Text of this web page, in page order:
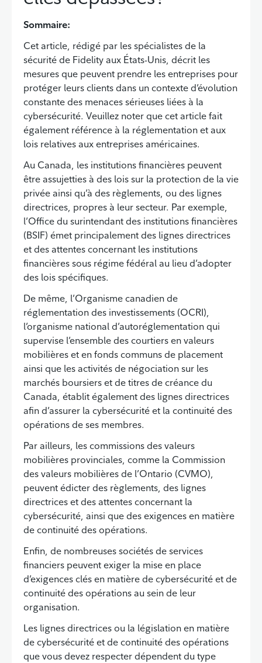
Sommaire:
Cet article, rédigé par les spécialistes de la
sécurité de Fidelity aux États-Unis, décrit les
mesures que peuvent prendre les entreprises pour
protéger leurs clients dans un contexte d’évolution
constante des menaces sérieuses liées à la
cybersécurité. Veuillez noter que cet article fait
également référence à la réglementation et aux
lois relatives aux entreprises américaines.
Au Canada, les institutions financières peuvent
être assujetties à des lois sur la protection de la vie
privée ainsi qu’à des règlements, ou des lignes
directrices, propres à leur secteur. Par exemple,
l’Office du surintendant des institutions financières
(BSIF) émet principalement des lignes directrices
et des attentes concernant les institutions
financières sous régime fédéral au lieu d’adopter
des lois spécifiques.
De même, l’Organisme canadien de
réglementation des investissements (OCRI),
l’organisme national d’autoréglementation qui
supervise l’ensemble des courtiers en valeurs
mobilières et en fonds communs de placement
ainsi que les activités de négociation sur les
marchés boursiers et de titres de créance du
Canada, établit également des lignes directrices
afin d’assurer la cybersécurité et la continuité des
opérations de ses membres.
Par ailleurs, les commissions des valeurs
mobilières provinciales, comme la Commission
des valeurs mobilières de l’Ontario (CVMO),
peuvent édicter des règlements, des lignes
directrices et des attentes concernant la
cybersécurité, ainsi que des exigences en matière
de continuité des opérations.
Enfin, de nombreuses sociétés de services
financiers peuvent exiger la mise en place
d’exigences clés en matière de cybersécurité et de
continuité des opérations au sein de leur
organisation.
Les lignes directrices ou la législation en matière
de cybersécurité et de continuité des opérations
que vous devez respecter dépendent du type